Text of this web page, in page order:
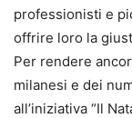
professionisti e
offrire loro la
Per rendere
milanesi e dei
all’iniziativa “Il